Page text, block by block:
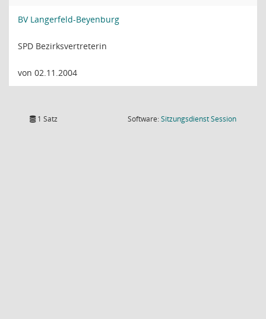
BV Langerfeld-Beyenburg
SPD Bezirksvertreterin
von 02.11.2004
1 Satz Software:SitzungsdienstSession(Wird in